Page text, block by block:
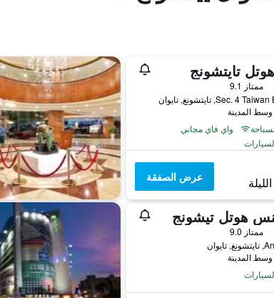
تايتشونج
ممتاز 9.1
واي فاي مجاني
عرض الصفقة
هوتل تيشونج
ممتاز 9.0